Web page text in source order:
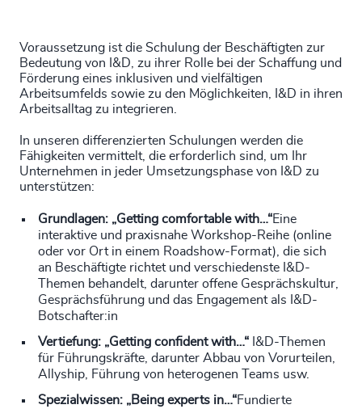
Voraussetzung ist die Schulung der Beschäftigten zur
Bedeutung von I&D, zu ihrer Rolle bei der Schaffung und
Förderung eines inklusiven und vielfältigen
Arbeitsumfelds sowie zu den Möglichkeiten, I&D in ihren
Arbeitsalltag zu integrieren.
In unseren differenzierten Schulungen werden die
Fähigkeiten vermittelt, die erforderlich sind, um Ihr
Unternehmen in jeder Umsetzungsphase von I&D zu
unterstützen:
Grundlagen: „Getting comfortable with…“Eine
interaktive und praxisnahe Workshop-Reihe (online
oder vor Ort in einem Roadshow-Format), die sich
an Beschäftigte richtet und verschiedenste I&D-
Themen behandelt, darunter offene Gesprächskultur,
Gesprächsführung und das Engagement als I&D-
Botschafter:in
Vertiefung: „Getting confident with…“ I&D-Themen
für Führungskräfte, darunter Abbau von Vorurteilen,
Allyship, Führung von heterogenen Teams usw.
Spezialwissen: „Being experts in…“Fundierte